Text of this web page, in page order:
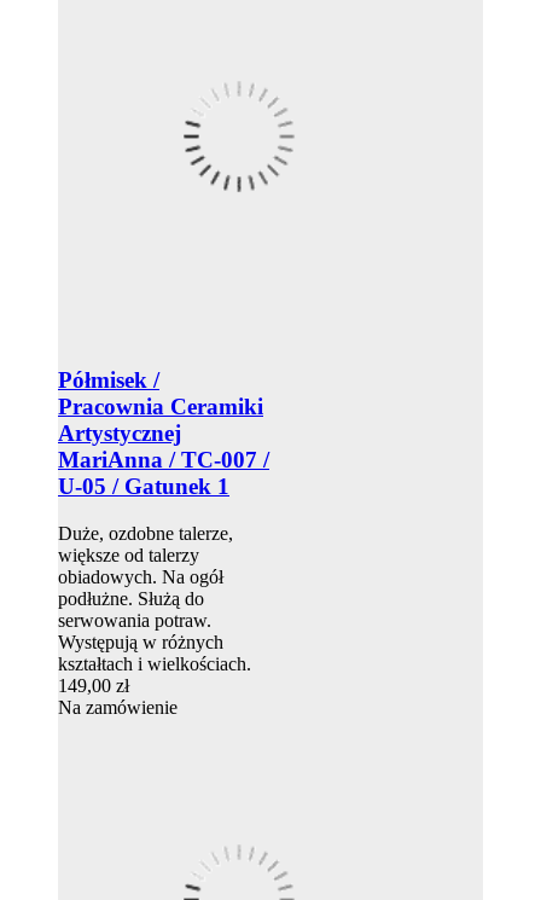
Półmisek /
Pracownia Ceramiki
Artystycznej
MariAnna / TC-007 /
U-05 / Gatunek 1
Duże, ozdobne talerze,
większe od talerzy
obiadowych. Na ogół
podłużne. Służą do
serwowania potraw.
Występują w różnych
kształtach i wielkościach.
149,00 zł
Na zamówienie